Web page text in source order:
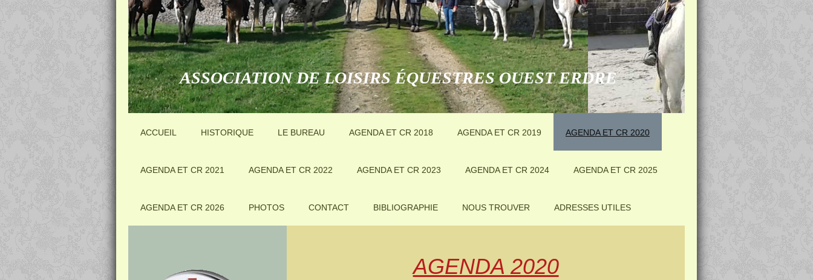
ASSOCIATION DE LOISIRS ÉQUESTRES OUEST ERDRE
ACCUEIL HISTORIQUE LE BUREAU AGENDA ET CR 2018 AGENDA ET CR 2019 AGENDA ET CR 2020
AGENDA ET CR 2021 AGENDA ET CR 2022 AGENDA ET CR 2023 AGENDA ET CR 2024 AGENDA ET CR 2025
AGENDA ET CR 2026 PHOTOS CONTACT BIBLIOGRAPHIE NOUS TROUVER ADRESSES UTILES
AGENDA 2020